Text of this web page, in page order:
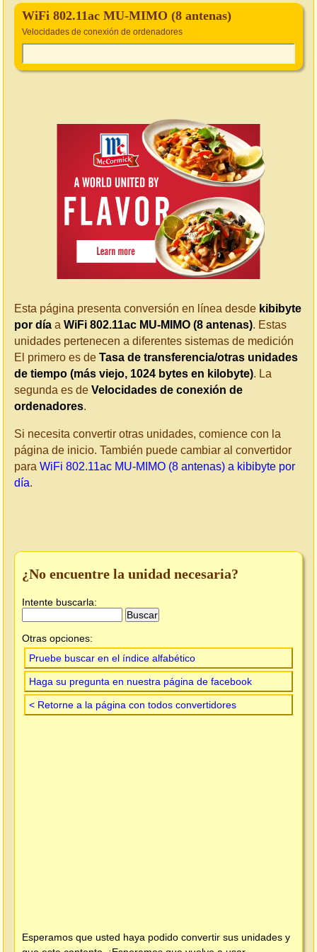
WiFi 802.11ac MU-MIMO (8 antenas)
Velocidades de conexión de ordenadores
Esta página presenta conversión en línea desde kibibyte
por día a WiFi 802.11ac MU-MIMO (8 antenas). Estas
unidades pertenecen a diferentes sistemas de medición
El primero es de Tasa de transferencia/otras unidades
de tiempo (más viejo, 1024 bytes en kilobyte). La
segunda es de Velocidades de conexión de
ordenadores.
Si necesita convertir otras unidades, comience con la
página de inicio. También puede cambiar al convertidor
para WiFi 802.11ac MU-MIMO (8 antenas) a kibibyte por
día.
¿No encuentre la unidad necesaria?
Intente buscarla:
Otras opciones:
Pruebe buscar en el índice alfabético
Haga su pregunta en nuestra página de facebook
< Retorne a la página con todos convertidores
Esperamos que usted haya podido convertir sus unidades y